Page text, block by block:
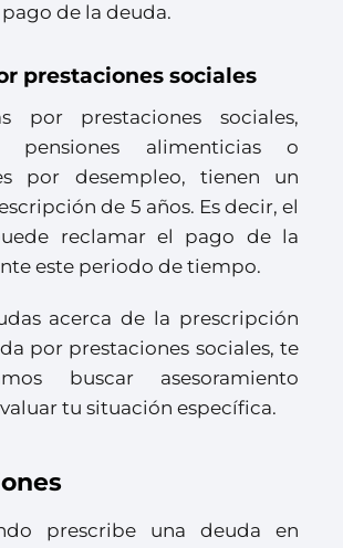
de la deuda.
prestaciones sociales
por prestaciones sociales,
alimenticias o
por desempleo, tienen un
de 5 años. Es decir, el
reclamar el pago de la
este periodo de tiempo.
acerca de la prescripción
por prestaciones sociales, te
buscar asesoramiento
tu situación específica.
prescribe una deuda en